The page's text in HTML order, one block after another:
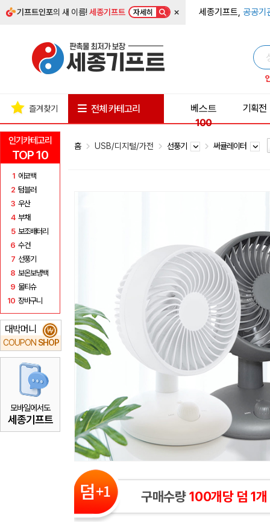
기프트인포의 새 이름!세종기프트 자세히 × 세종기프트, 공공기
인기카테고리
TOP 10
1 에코백
2 텀블러
3 우산
4 부채
5 보조배터리
6 수건
7 선풍기
8 보온보냉백
9 물티슈
10 장바구니
대박머니
COUPON SHOP
₩
모바일에서도
세종기프트
즐겨찾기 전체 카테고리
베스트
100
기획전
홈 USB/디지털/가전 선풍기 써큘레이터
구매수량100개당 덤 1개